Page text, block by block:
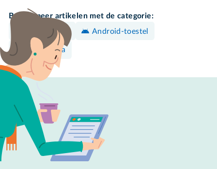
Bekijk meer artikelen met de categorie:
iPhone/iPad
Android-toestel
Elektronica